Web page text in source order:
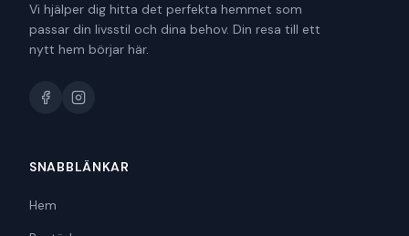
Vi hjälper dig hitta det perfekta hemmet som
passar din livsstil och dina behov. Din resa till ett
nytt hem börjar här.
SNABBLÄNKAR
Hem